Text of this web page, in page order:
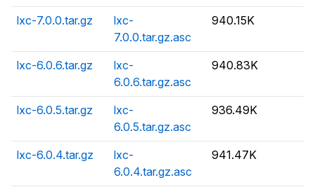
lxc-7.0.0.tar.gz
lxc-
7.0.0.tar.gz.asc
940.15K
lxc-6.0.6.tar.gz
lxc-
6.0.6.tar.gz.asc
940.83K
lxc-6.0.5.tar.gz
lxc-
6.0.5.tar.gz.asc
936.49K
lxc-6.0.4.tar.gz
lxc-
6.0.4.tar.gz.asc
941.47K